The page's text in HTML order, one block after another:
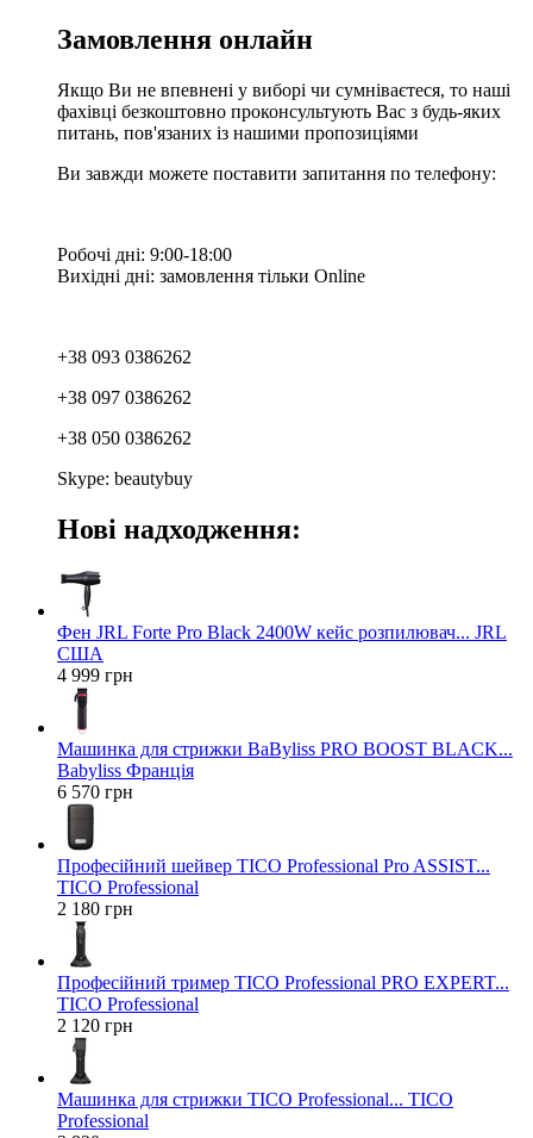
Замовлення онлайн
Якщо Ви не впевнені у виборі чи сумніваєтеся, то наші
фахівці безкоштовно проконсультують Вас з будь-яких
питань, пов'язаних із нашими пропозиціями
Ви завжди можете поставити запитання по телефону:
Робочі дні: 9:00-18:00
Вихідні дні: замовлення тільки Online
+38 093 0386262
+38 097 0386262
+38 050 0386262
Skype: beautybuy
Нові надходження:
Фен JRL Forte Pro Black 2400W кейс розпилювач... JRL
США
4 999 грн
Машинка для стрижки BaByliss PRO BOOST BLACK...
Babyliss Франція
6 570 грн
Професійний шейвер TICO Professional Pro ASSIST...
TICO Professional
2 180 грн
Професійний тример TICO Professional PRO EXPERT...
TICO Professional
2 120 грн
Машинка для стрижки TICO Professional... TICO
Professional